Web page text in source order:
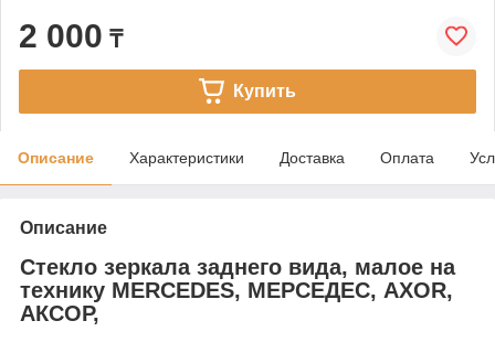
2 000 ₸
Купить
Описание Характеристики Доставка Оплата
Описание
Стекло зеркала заднего вида, малое на
технику MERCEDES, МЕРСЕДЕС, AXOR,
АКСОР,